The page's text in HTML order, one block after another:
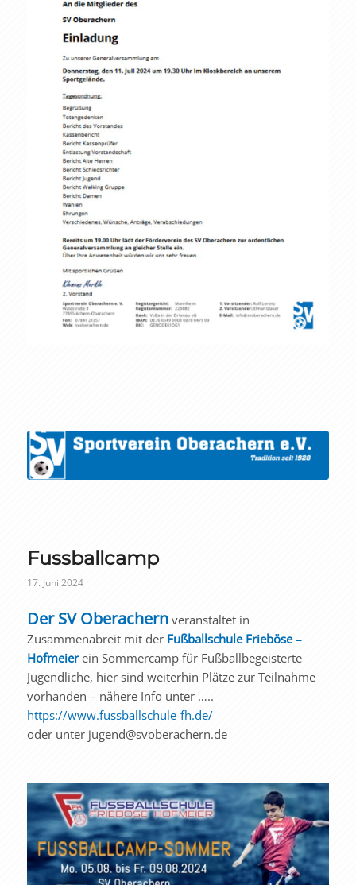
Fussballcamp
17. Juni 2024
Der SV Oberachernveranstaltet in
Zusammenabreit mit der Fußballschule Frieböse –
Hofmeierein Sommercamp für Fußballbegeisterte
Jugendliche, hier sind weiterhin Plätze zur Teilnahme
vorhanden – nähere Info unter …..
https://www.fussballschule-fh.de/
oder unter jugend@svoberachern.de